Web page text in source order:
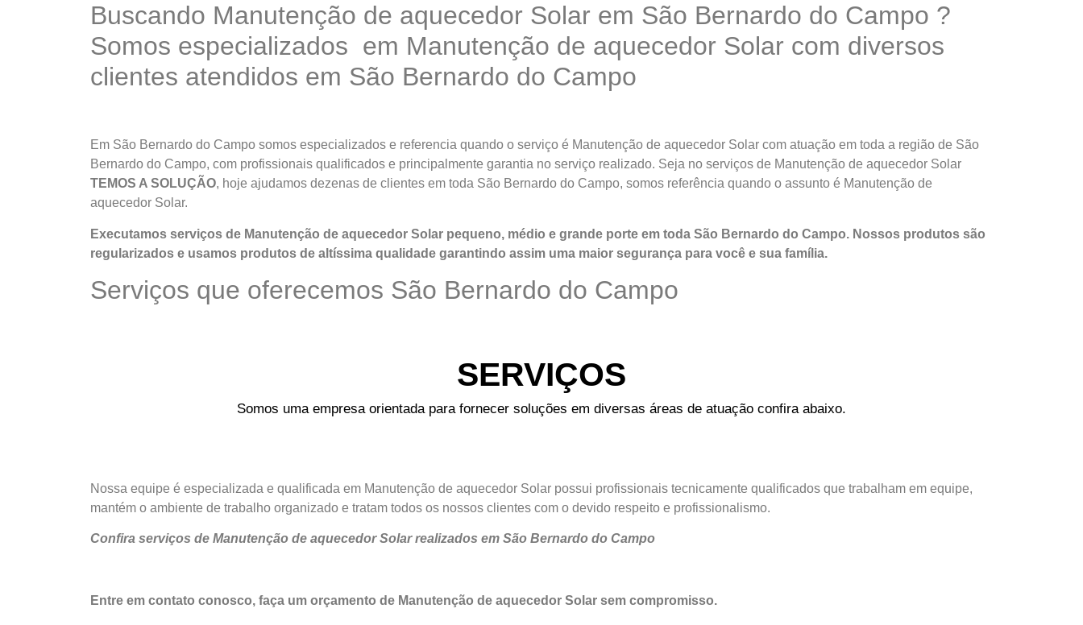
Buscando Manutenção de aquecedor Solar em São Bernardo do Campo ?
Somos especializados em Manutenção de aquecedor Solar com diversos
clientes atendidos em São Bernardo do Campo
Em São Bernardo do Campo somos especializados e referencia quando o serviço é Manutenção de aquecedor Solar com atuação em toda a região de São
Bernardo do Campo, com profissionais qualificados e principalmente garantia no serviço realizado. Seja no serviços de Manutenção de aquecedor Solar
TEMOS A SOLUÇÃO, hoje ajudamos dezenas de clientes em toda São Bernardo do Campo, somos referência quando o assunto é Manutenção de
aquecedor Solar.
Executamos serviços de Manutenção de aquecedor Solar pequeno, médio e grande porte em toda São Bernardo do Campo. Nossos produtos são
regularizados e usamos produtos de altíssima qualidade garantindo assim uma maior segurança para você e sua família.
Serviços que oferecemos São Bernardo do Campo
SERVIÇOS
Somos uma empresa orientada para fornecer soluções em diversas áreas de atuação confira abaixo.
Nossa equipe é especializada e qualificada em Manutenção de aquecedor Solar possui profissionais tecnicamente qualificados que trabalham em equipe,
mantém o ambiente de trabalho organizado e tratam todos os nossos clientes com o devido respeito e profissionalismo.
Confira serviços de Manutenção de aquecedor Solar realizados em São Bernardo do Campo
Entre em contato conosco, faça um orçamento de Manutenção de aquecedor Solar sem compromisso.